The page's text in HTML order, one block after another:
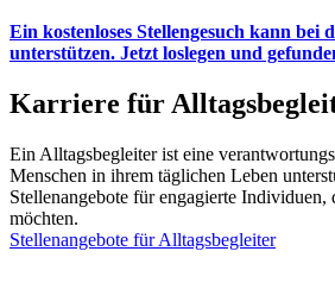
Ein kostenloses Stellengesuch kann bei
unterstützen. Jetzt loslegen und
Karriere für
Ein Alltagsbegleiter ist eine
Menschen in ihrem täglichen Leben
Stellenangebote für engagierte Individuen,
möchten.
Stellenangebote für Alltagsbegleiter